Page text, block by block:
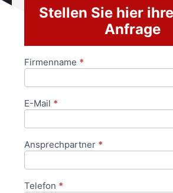
Stellen Sie hier
Anfrage
Anfrageformular
Firmenname *
E-Mail *
Ansprechpartner *
Telefon *